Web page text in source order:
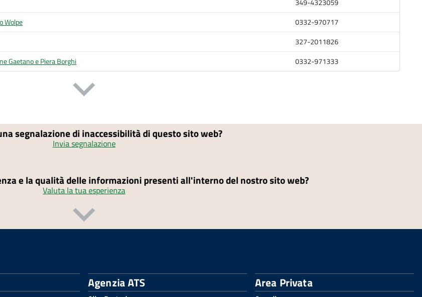
349-4323059
Wolpe
0332-970717
327-2011826
Gaetano e Piera Borghi 0332-971333
segnalazione di inaccessibilità di questo sito web?
Invia segnalazione
e la qualità delle informazioni presenti all'interno del nostro sito web?
Valuta la tua esperienza
Agenzia ATS Area Privata